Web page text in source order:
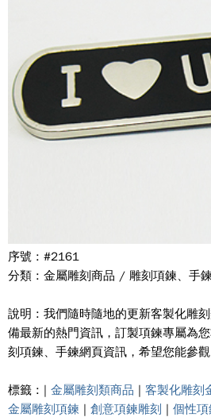
序號 : #2161
分類 : 金屬雕刻商品 / 雕刻項鍊、手鍊
說明 : 我們隨時隨地的更新客製化雕
備最新的熱門資訊，訂製項鍊專屬為
刻項鍊、手鍊網頁資訊，希望您能參觀
標籤 : | 金屬雕刻類商品 | 客製化雕刻
金屬雕刻項鍊 | 創意項鍊雕刻 | 個性項